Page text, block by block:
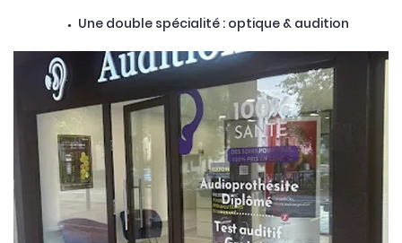
Une double spécialité : optique & audition